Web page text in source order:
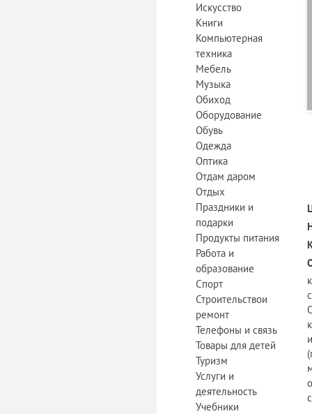
Искусство
Книги
Компьютерная
техника
Мебель
Музыка
Обиход
Оборудование
Обувь
Одежда
Оптика
Отдам даром
Отдых
Праздники и
подарки
Продукты питания
Работа и
образование
Спорт
Строительствои
ремонт
Телефоны и связь
Товары для детей
Туризм
Услуги и
деятельность
Учебники